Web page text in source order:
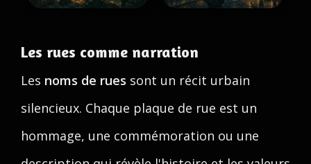
Les rues comme narration
Les noms de rues sont un récit urbain
silencieux. Chaque plaque de rue est un
hommage, une commémoration ou une